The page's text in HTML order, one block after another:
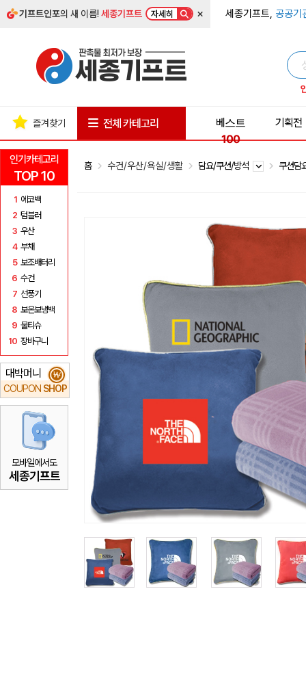
기프트인포의 새 이름!세종기프트 자세히 × 세종기프트, 공공기
인기카테고리
TOP 10
1 에코백
2 텀블러
3 우산
4 부채
5 보조배터리
6 수건
7 선풍기
8 보온보냉백
9 물티슈
10 장바구니
대박머니
COUPON SHOP
₩
모바일에서도
세종기프트
즐겨찾기 전체 카테고리
베스트
100
기획전
홈 수건/우산/욕실/생활 담요/쿠션/방석 쿠션